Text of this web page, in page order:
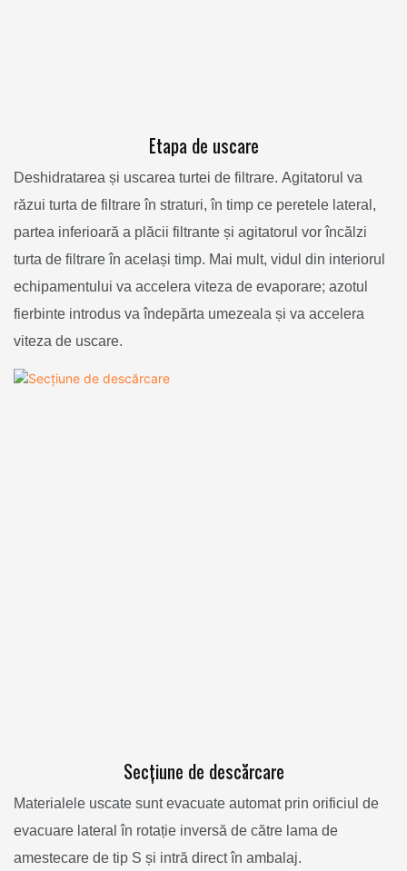
Etapa de uscare
Deshidratarea și uscarea turtei de filtrare. Agitatorul va
răzui turta de filtrare în straturi, în timp ce peretele lateral,
partea inferioară a plăcii filtrante și agitatorul vor încălzi
turta de filtrare în același timp. Mai mult, vidul din interiorul
echipamentului va accelera viteza de evaporare; azotul
fierbinte introdus va îndepărta umezeala și va accelera
viteza de uscare.
Secțiune de descărcare
Materialele uscate sunt evacuate automat prin orificiul de
evacuare lateral în rotație inversă de către lama de
amestecare de tip S și intră direct în ambalaj.